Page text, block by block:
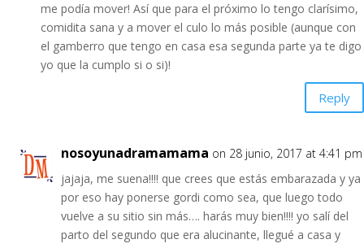
me podía mover! Así que para el próximo lo tengo clarísimo,
comidita sana y a mover el culo lo más posible (aunque con
el gamberro que tengo en casa esa segunda parte ya te digo
yo que la cumplo si o si)!
Reply
nosoyunadramamama on 28 junio, 2017 at 4:41 pm
jajaja, me suena!!!! que crees que estás embarazada y ya
por eso hay ponerse gordi como sea, que luego todo
vuelve a su sitio sin más…. harás muy bien!!!! yo salí del
parto del segundo que era alucinante, llegué a casa y